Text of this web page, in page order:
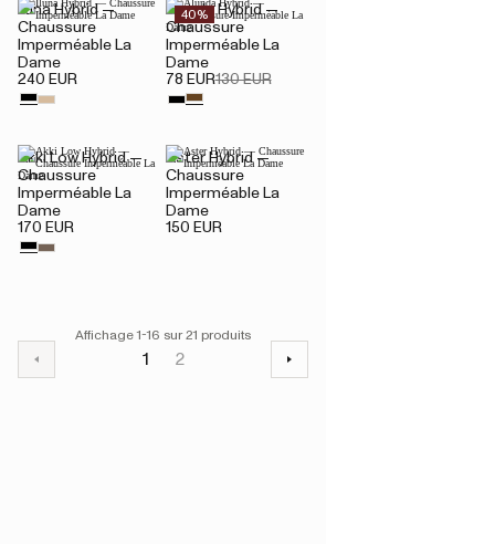
Iluna Hybrid —
Chaussure
Imperméable La
Dame
240 EUR
40%
Alunda Hybrid —
Chaussure
Imperméable La
Dame
78 EUR130 EUR
Akki Low Hybrid —
Chaussure
Imperméable La
Dame
170 EUR
Aster Hybrid —
Chaussure
Imperméable La
Dame
150 EUR
Affichage 1-16 sur 21 produits
1 2